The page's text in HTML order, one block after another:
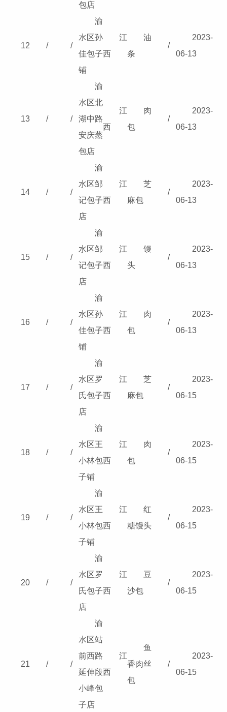
包店
12 / /
渝
水区孙
佳包子
铺
江
西
油
条
/
2023-
06-13
13 / /
渝
水区北
湖中路
安庆蒸
包店
江
西
肉
包
/
2023-
06-13
14 / /
渝
水区邹
记包子
店
江
西
芝
麻包
/
2023-
06-13
15 / /
渝
水区邹
记包子
店
江
西
馒
头
/
2023-
06-13
16 / /
渝
水区孙
佳包子
铺
江
西
肉
包
/
2023-
06-13
17 / /
渝
水区罗
氏包子
店
江
西
芝
麻包
/
2023-
06-15
18 / /
渝
水区王
小林包
子铺
江
西
肉
包
/
2023-
06-15
19 / /
渝
水区王
小林包
子铺
江
西
红
糖馒头
/
2023-
06-15
20 / /
渝
水区罗
氏包子
店
江
西
豆
沙包
/
2023-
06-15
21 / /
渝
水区站
前西路
延伸段
小峰包
子店
江
西
鱼
香肉丝
包
/
2023-
06-15